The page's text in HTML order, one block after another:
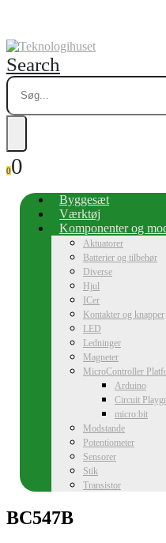
Search
00
Byggesæt
Værktøj
Komponenter og
Aktuatorer
Batterier og tilbehør
Diverse
Hjul
ICer
Kontakter og knapper
LED
Ledninger
Magneter
MicroController
Arduino
Circuit
micro:bit
Modstande
Potentiometer
Sensorer
Stik
Transistor
BC547B